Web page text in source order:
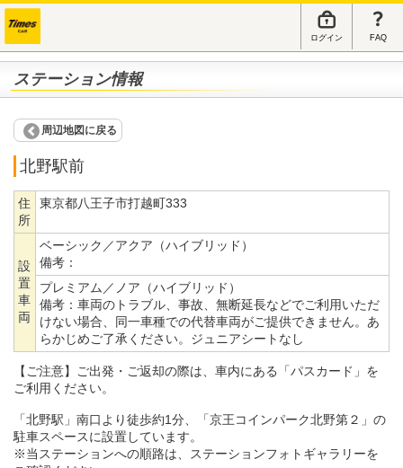
ログイン FAQ
ステーション情報
周辺地図に戻る
北野駅前
住
所
東京都八王子市打越町333
設
置
車
両
ベーシック／アクア（ハイブリッド）
備考：
プレミアム／ノア（ハイブリッド）
備考： 車両のトラブル、事故、無断延長などでご利用いただ
けない場合、同一車種での代替車両がご提供できません。あ
らかじめご了承ください。ジュニアシートなし
【ご注意】ご出発・ご返却の際は、車内にある「パスカード」を
ご利用ください。
「北野駅」南口より徒歩約1分、「京王コインパーク北野第２」の
駐車スペースに設置しています。
※当ステーションへの順路は、ステーションフォトギャラリーを